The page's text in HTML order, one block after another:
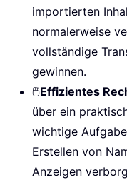
importierten
normalerweise
vollständige
gewinnen.
🖱️Effizientes
über ein
wichtige
Erstellen von
Anzeigen